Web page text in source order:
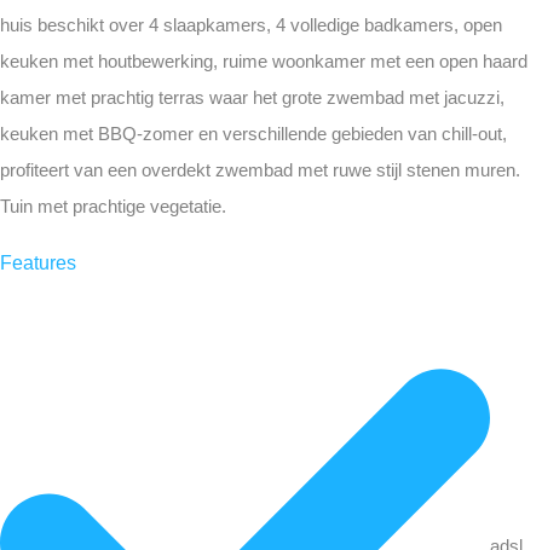
huis beschikt over 4 slaapkamers, 4 volledige badkamers, open
keuken met houtbewerking, ruime woonkamer met een open haard
kamer met prachtig terras waar het grote zwembad met jacuzzi,
keuken met BBQ-zomer en verschillende gebieden van chill-out,
profiteert van een overdekt zwembad met ruwe stijl stenen muren.
Tuin met prachtige vegetatie.
Features
adsl